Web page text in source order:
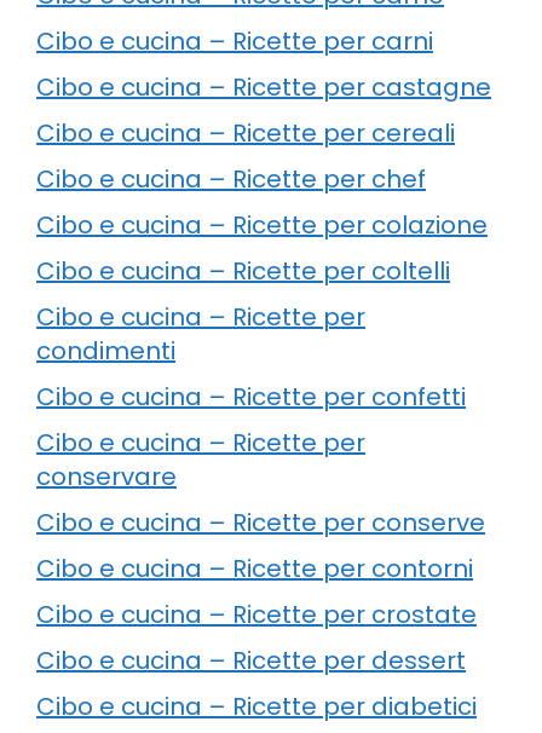
Cibo e cucina – Ricette per carni
Cibo e cucina – Ricette per castagne
Cibo e cucina – Ricette per cereali
Cibo e cucina – Ricette per chef
Cibo e cucina – Ricette per colazione
Cibo e cucina – Ricette per coltelli
Cibo e cucina – Ricette per
condimenti
Cibo e cucina – Ricette per confetti
Cibo e cucina – Ricette per
conservare
Cibo e cucina – Ricette per conserve
Cibo e cucina – Ricette per contorni
Cibo e cucina – Ricette per crostate
Cibo e cucina – Ricette per dessert
Cibo e cucina – Ricette per diabetici